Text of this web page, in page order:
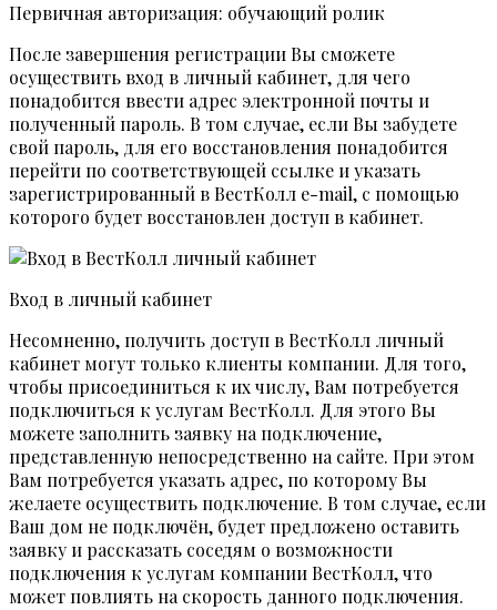
Первичная авторизация: обучающий ролик
После завершения регистрации Вы сможете
осуществить вход в личный кабинет, для чего
понадобится ввести адрес электронной почты и
полученный пароль. В том случае, если Вы забудете
свой пароль, для его восстановления понадобится
перейти по соответствующей ссылке и указать
зарегистрированный в ВестКолл e-mail, с помощью
которого будет восстановлен доступ в кабинет.
Вход в личный кабинет
Несомненно, получить доступ в ВестКолл личный
кабинет могут только клиенты компании. Для того,
чтобы присоединиться к их числу, Вам потребуется
подключиться к услугам ВестКолл. Для этого Вы
можете заполнить заявку на подключение,
представленную непосредственно на сайте. При этом
Вам потребуется указать адрес, по которому Вы
желаете осуществить подключение. В том случае, если
Ваш дом не подключён, будет предложено оставить
заявку и рассказать соседям о возможности
подключения к услугам компании ВестКолл, что
может повлиять на скорость данного подключения.